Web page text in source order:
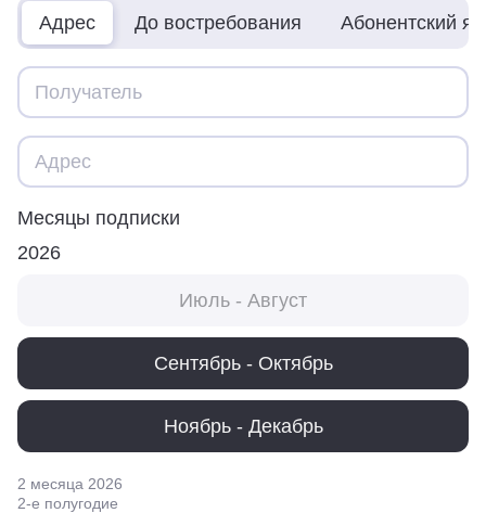
Адрес До востребования Абонентский
Месяцы подписки
2026
Июль - Август
Сентябрь - Октябрь
Ноябрь - Декабрь
2 месяца 2026
2-е полугодие